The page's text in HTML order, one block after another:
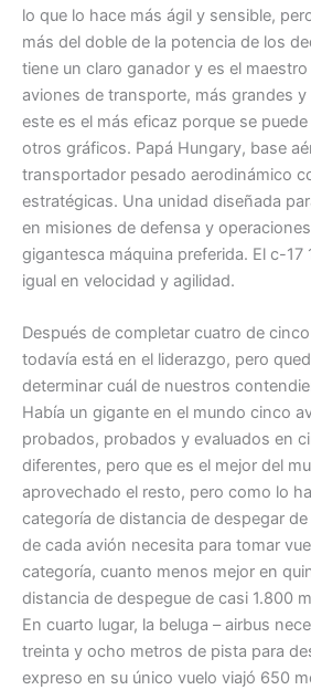
lo que lo hace más ágil y sensible,
más del doble de la potencia de los
tiene un claro ganador y es el
aviones de transporte, más grandes
este es el más eficaz porque se
otros gráficos. Papá Hungary, base
transportador pesado aerodinámico
estratégicas. Una unidad diseñada
en misiones de defensa y
gigantesca máquina preferida. El c-17
igual en velocidad y agilidad.
Después de completar cuatro de
todavía está en el liderazgo, pero
determinar cuál de nuestros
Había un gigante en el mundo cinco
probados, probados y evaluados en
diferentes, pero que es el mejor del
aprovechado el resto, pero como lo
categoría de distancia de despegar
de cada avión necesita para tomar
categoría, cuanto menos mejor en
distancia de despegue de casi 1.800
En cuarto lugar, la beluga – airbus
treinta y ocho metros de pista para
expreso en su único vuelo viajó 650